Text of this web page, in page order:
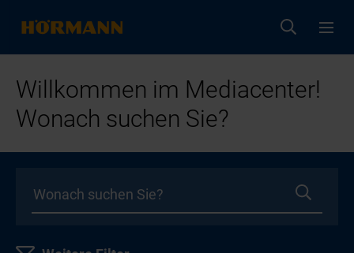
Willkommen im Mediacenter!
Wonach suchen Sie?